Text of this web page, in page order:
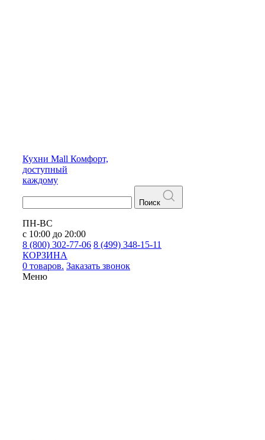
Кухни Mall Комфорт,
доступный
каждому
Поиск
ПН-ВС
с 10:00 до 20:00
8 (800) 302-77-06 8 (499) 348-15-11
КОРЗИНА
0 товаров. Заказать звонок
Меню